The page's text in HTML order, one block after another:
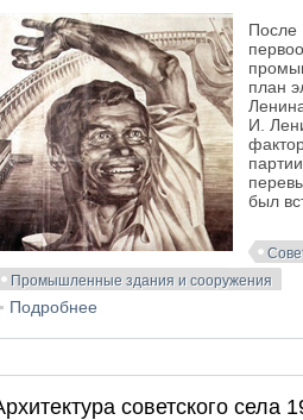
После
план
И.
был
Промышленные здания и сооружения
Подробнее
советского села